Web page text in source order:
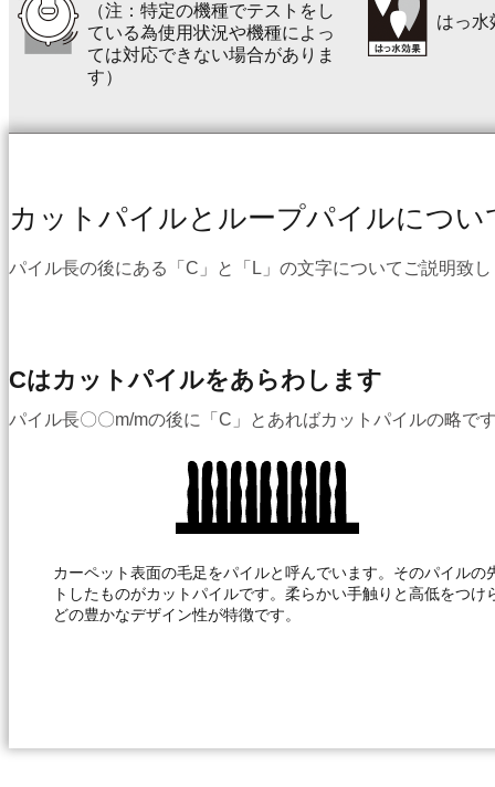
（注：特定の機種でテストをし
ている為使用状況や機種によっ
ては対応できない場合がありま
す）
はっ水
カットパイルとループパイルについ
パイル長の後にある「C」と「L」の文字についてご説明致
Cはカットパイルをあらわします
パイル長〇〇m/mの後に「C」とあればカットパイルの略で
カーペット表面の毛足をパイルと呼んでいます。そのパイルの
トしたものがカットパイルです。柔らかい手触りと高低をつけ
どの豊かなデザイン性が特徴です。